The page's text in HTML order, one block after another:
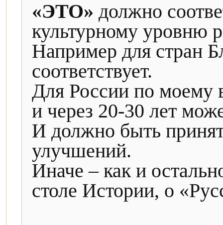
«ЭТО» должно
культурному уровню
Например для стран
соответствует.
Для России по моему
и через 20-30 лет
И должно быть
улучшений.
Иначе – как и
столе Истории, о